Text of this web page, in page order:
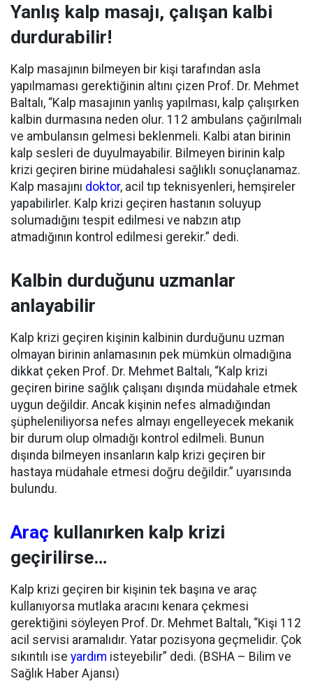
Yanlış kalp masajı, çalışan kalbi
durdurabilir!
Kalp masajının bilmeyen bir kişi tarafından asla
yapılmaması gerektiğinin altını çizen Prof. Dr. Mehmet
Baltalı, “Kalp masajının yanlış yapılması, kalp çalışırken
kalbin durmasına neden olur. 112 ambulans çağırılmalı
ve ambulansın gelmesi beklenmeli. Kalbi atan birinin
kalp sesleri de duyulmayabilir. Bilmeyen birinin kalp
krizi geçiren birine müdahalesi sağlıklı sonuçlanamaz.
Kalp masajını doktor, acil tıp teknisyenleri, hemşireler
yapabilirler. Kalp krizi geçiren hastanın soluyup
solumadığını tespit edilmesi ve nabzın atıp
atmadığının kontrol edilmesi gerekir.” dedi.
Kalbin durduğunu uzmanlar
anlayabilir
Kalp krizi geçiren kişinin kalbinin durduğunu uzman
olmayan birinin anlamasının pek mümkün olmadığına
dikkat çeken Prof. Dr. Mehmet Baltalı, “Kalp krizi
geçiren birine sağlık çalışanı dışında müdahale etmek
uygun değildir. Ancak kişinin nefes almadığından
şüpheleniliyorsa nefes almayı engelleyecek mekanik
bir durum olup olmadığı kontrol edilmeli. Bunun
dışında bilmeyen insanların kalp krizi geçiren bir
hastaya müdahale etmesi doğru değildir.” uyarısında
bulundu.
Araç kullanırken kalp krizi
geçirilirse…
Kalp krizi geçiren bir kişinin tek başına ve araç
kullanıyorsa mutlaka aracını kenara çekmesi
gerektiğini söyleyen Prof. Dr. Mehmet Baltalı, “Kişi 112
acil servisi aramalıdır. Yatar pozisyona geçmelidir. Çok
sıkıntılı ise yardım isteyebilir” dedi. (BSHA – Bilim ve
Sağlık Haber Ajansı)